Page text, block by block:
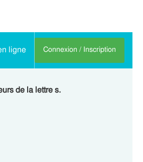
ligne Connexion / Inscription
de la lettre s.